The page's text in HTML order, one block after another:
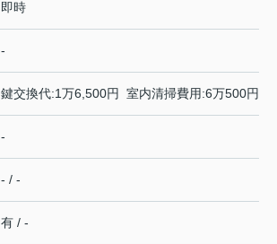
即時
-
鍵交換代:1万6,500円 室内清掃費用:6万500円
-
- / -
有 / -